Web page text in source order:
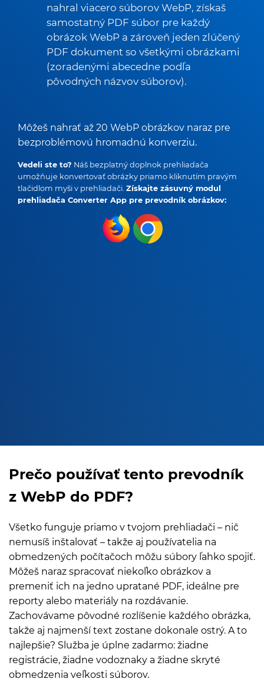
nahral viacero súborov WebP, získaš
samostatný PDF súbor pre každý
obrázok WebP a zároveň jeden zlúčený
PDF dokument so všetkými obrázkami
(zoradenými abecedne podľa
pôvodných názvov súborov).
Môžeš nahrať až 20 WebP obrázkov naraz pre
bezproblémovú hromadnú konverziu.
Vedeli ste to? Náš bezplatný doplnok prehliadača
umožňuje konvertovať obrázky priamo kliknutím pravým
tlačidlom myši v prehliadači. Získajte zásuvný modul
prehliadača Converter App pre prevodník obrázkov:
Prečo používať tento prevodník
z WebP do PDF?
Všetko funguje priamo v tvojom prehliadači – nič
nemusíš inštalovať – takže aj používatelia na
obmedzených počítačoch môžu súbory ľahko spojiť.
Môžeš naraz spracovať niekoľko obrázkov a
premeniť ich na jedno upratané PDF, ideálne pre
reporty alebo materiály na rozdávanie.
Zachovávame pôvodné rozlíšenie každého obrázka,
takže aj najmenší text zostane dokonale ostrý. A to
najlepšie? Služba je úplne zadarmo: žiadne
registrácie, žiadne vodoznaky a žiadne skryté
obmedzenia veľkosti súborov.